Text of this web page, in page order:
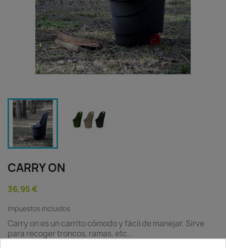
CARRY ON
36,95 €
Impuestos incluidos
Carry on es un carrito cómodo y fácil de manejar. Sirve
para recoger troncos, ramas, etc...